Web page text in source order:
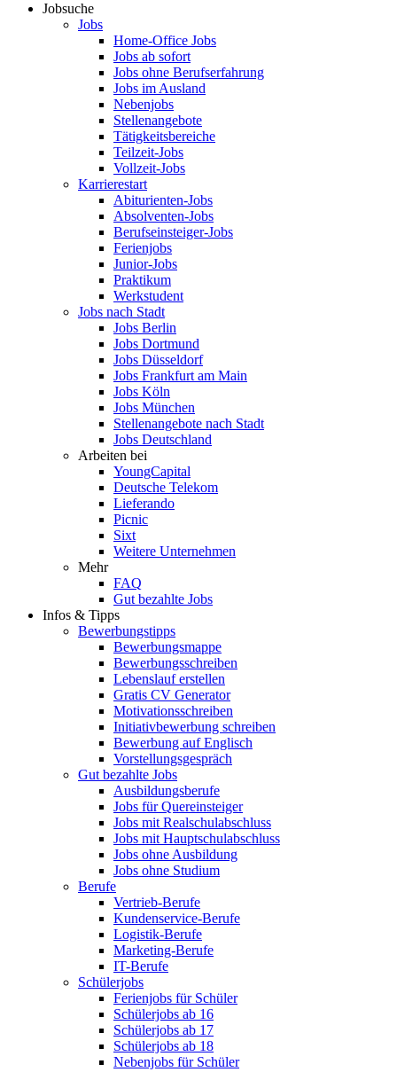
Jobsuche
Jobs
Home-Office Jobs
Jobs ab sofort
Jobs ohne Berufserfahrung
Jobs im Ausland
Nebenjobs
Stellenangebote
Tätigkeitsbereiche
Teilzeit-Jobs
Vollzeit-Jobs
Karrierestart
Abiturienten-Jobs
Absolventen-Jobs
Berufseinsteiger-Jobs
Ferienjobs
Junior-Jobs
Praktikum
Werkstudent
Jobs nach Stadt
Jobs Berlin
Jobs Dortmund
Jobs Düsseldorf
Jobs Frankfurt am Main
Jobs Köln
Jobs München
Stellenangebote nach Stadt
Jobs Deutschland
Arbeiten bei
YoungCapital
Deutsche Telekom
Lieferando
Picnic
Sixt
Weitere Unternehmen
Mehr
FAQ
Gut bezahlte Jobs
Infos & Tipps
Bewerbungstipps
Bewerbungsmappe
Bewerbungsschreiben
Lebenslauf erstellen
Gratis CV Generator
Motivationsschreiben
Initiativbewerbung schreiben
Bewerbung auf Englisch
Vorstellungsgespräch
Gut bezahlte Jobs
Ausbildungsberufe
Jobs für Quereinsteiger
Jobs mit Realschulabschluss
Jobs mit Hauptschulabschluss
Jobs ohne Ausbildung
Jobs ohne Studium
Berufe
Vertrieb-Berufe
Kundenservice-Berufe
Logistik-Berufe
Marketing-Berufe
IT-Berufe
Schülerjobs
Ferienjobs für Schüler
Schülerjobs ab 16
Schülerjobs ab 17
Schülerjobs ab 18
Nebenjobs für Schüler